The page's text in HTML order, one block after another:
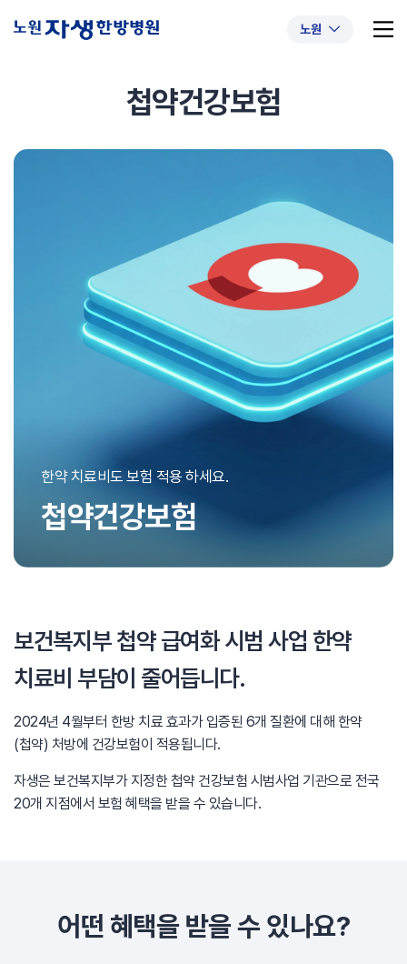
노원
#허리디스크
첩약건강보험
한약 치료비도 보험 적용 하세요.
첩약건강보험
보건복지부 첩약 급여화 시범 사업 한약
치료비 부담이 줄어듭니다.
2024년 4월부터 한방 치료 효과가 입증된 6개 질환에 대해 한약
(첩약) 처방에 건강보험이 적용됩니다.
자생은 보건복지부가 지정한 첩약 건강보험 시범사업 기관으로 전국
20개 지점에서 보험 혜택을 받을 수 있습니다.
어떤 혜택을 받을 수 있나요?